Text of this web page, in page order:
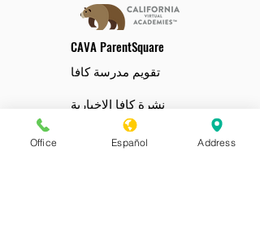
CAVA ParentSquare
تقويم مدرسة كافا
نشرة كافا الإخبارية
بوابة الوالدين
بوابة مدرب التعلم
Office Español Address